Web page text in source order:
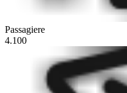
Passagiere
4.100